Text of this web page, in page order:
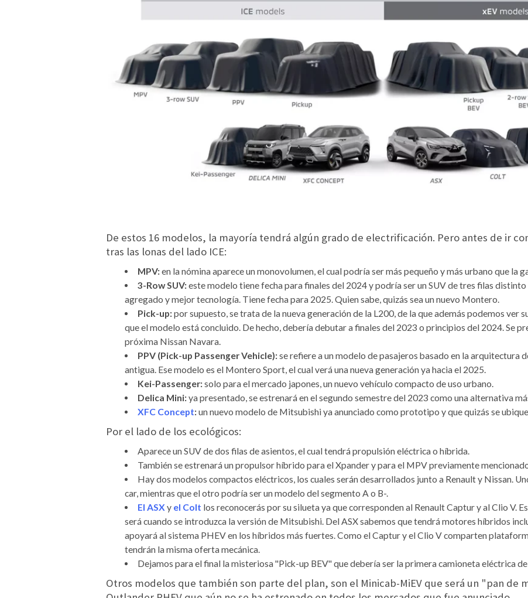
De estos 16 modelos, la mayoría tendrá algún grado de electrificación. Pero antes de ir
tras las lonas del lado ICE:
MPV:en la nómina aparece un monovolumen, el cual podría ser más pequeño y más urbano que la
3-Row SUV:este modelo tiene fecha para finales del 2024 y podría ser un SUV de tres filas
agregado y mejor tecnología. Tiene fecha para 2025. Quien sabe, quizás sea un nuevo Montero.
Pick-up:por supuesto, se trata de la nueva generación de la L200, de la que además podemos ver
que el modelo está concluido. De hecho, debería debutar a finales del 2023 o principios del 2024. Se
próxima Nissan Navara.
PPV (Pick-up Passenger Vehicle):se refiere a un modelo de pasajeros basado en la arquitectura
antigua. Ese modelo es el Montero Sport, el cual verá una nueva generación ya hacia el 2025.
Kei-Passenger:solo para el mercado japones, un nuevo vehículo compacto de uso urbano.
Delica Mini:ya presentado, se estrenará en el segundo semestre del 2023 como una alternativa
XFC Concept:un nuevo modelo de Mitsubishi ya anunciado como prototipo y que quizás se
Por el lado de los ecológicos:
Aparece un SUV de dos filas de asientos, el cual tendrá propulsión eléctrica o híbrida.
También se estrenará un propulsor híbrido para el Xpander y para el MPV previamente
Hay dos modelos compactos eléctricos, los cuales serán desarrollados junto a Renault y Nissan.
car, mientras que el otro podría ser un modelo del segmento A o B-.
El ASXy el Colt los reconocerás por su silueta ya que corresponden al Renault Captur y al Clio V.
será cuando se introduzca la versión de Mitsubishi. Del ASX sabemos que tendrá motores híbridos
apoyará al sistema PHEV en los híbridos más fuertes. Como el Captur y el Clio V comparten
tendrán la misma oferta mecánica.
Dejamos para el final la misteriosa "Pick-up BEV" que debería ser la primera camioneta eléctrica
Otros modelos que también son parte del plan, son el Minicab-MiEV que será un "pan de